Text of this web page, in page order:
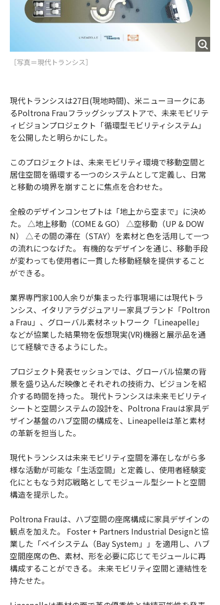
［写真＝現代トランシス］
現代トランシスは27日(現地時間)、米ニューヨークにあ
るPoltrona Frauフラッグシップストアで、未来モビリテ
ィビジョンプロジェクト「循環型モビリティシステム」
を公開したと明らかにした。
このプロジェクトは、未来モビリティ環境で移動空間と
居住空間を循環する一つのシステムとして定義し、日常
と移動の境界を崩すことに焦点を合わせた。
全般のデザインコンセプトは「地上から空まで」に決め
た。 △地上移動（COME & GO） △空移動（UP & DOW
N） △その間の滞在（STAY）を素材と色を活用して一つ
の流れにつなげた。 有機的なデザインを通じ、移動手段
が変わっても使用者に一貫した移動経験を提供すること
ができる。
業界専門家100人余りが集まった行事現場には現代トラ
ンシス、イタリアラグジュアリー家具ブランド「Poltron
a Frau」、グローバル素材ネットワーク「Lineapelle」
などが協業した結果物を仮想現実(VR)機器と展示品を通
じて経験できるようにした。
プロジェクト発表セッションでは、グローバル協業の背
景を盛り込んだ映像とそれぞれの技術力、ビジョンを紹
介する時間を持った。 現代トランシスは未来モビリティ
シートと空間システムの設計を、Poltrona Frauは家具デ
ザイン基盤のハブ空間の構成を、Lineapelleは革と素材
の革新を担当した。
現代トランシスは未来モビリティ空間を滞在しながら多
様な活動が可能な「生活空間」と定義し、使用者経験変
化にともなう対応戦略としてモジュール型シートと空間
構造を提示した。
Poltrona Frauは、ハブ空間の座席構成に家具デザインの
観点を加えた。 Foster + Partners Industrial Designと協
業した「ベイシステム（Bay System」」を適用し、ハブ
空間座席の色、素材、形を必要に応じてモジュールに再
構成することができる。 未来モビリティ空間と連結性を
持たせた。